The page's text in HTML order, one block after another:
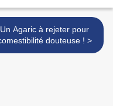
Un Agaric à rejeter pour
comestibilité douteuse ! >